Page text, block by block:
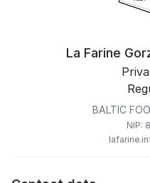
La Farine
BALTIC
NIP: